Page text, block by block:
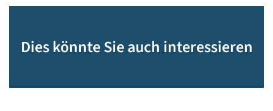
Dies könnte Sie auch interessieren